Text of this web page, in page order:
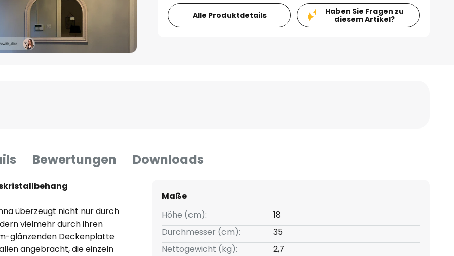
Alle Produktdetails
Haben Sie Fragen zu
diesem Artikel?
Bewertungen Downloads
überzeugt nicht nur durch
vielmehr durch ihren
glänzenden Deckenplatte
angebracht, die einzeln
Maße
Höhe (cm):
18
Durchmesser (cm):
35
Nettogewicht (kg):
2,7